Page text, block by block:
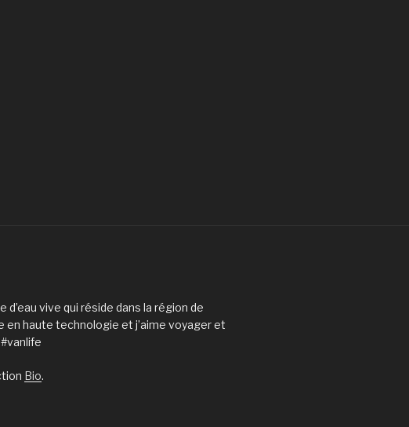
vive qui réside dans la région de
en haute technologie et j’aime voyager et
Bio.